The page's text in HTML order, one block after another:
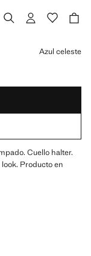
Azul celeste
Cuello halter.
Producto en